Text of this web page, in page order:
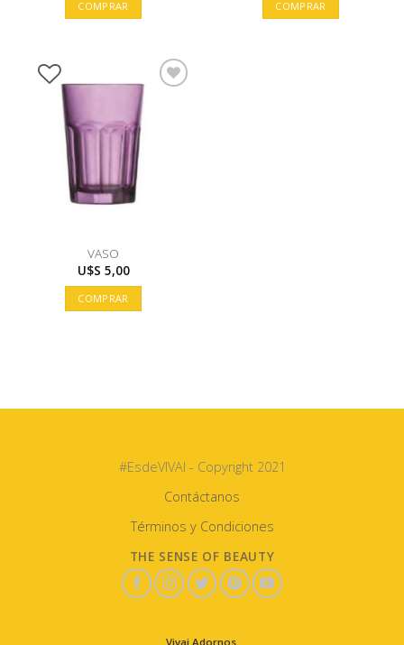
COMPRAR COMPRAR
VASO
U$S 5,00
COMPRAR
#EsdeVIVAI - Copyright 2021
Contáctanos
Términos y Condiciones
THE SENSE OF BEAUTY
Vivai Adornos